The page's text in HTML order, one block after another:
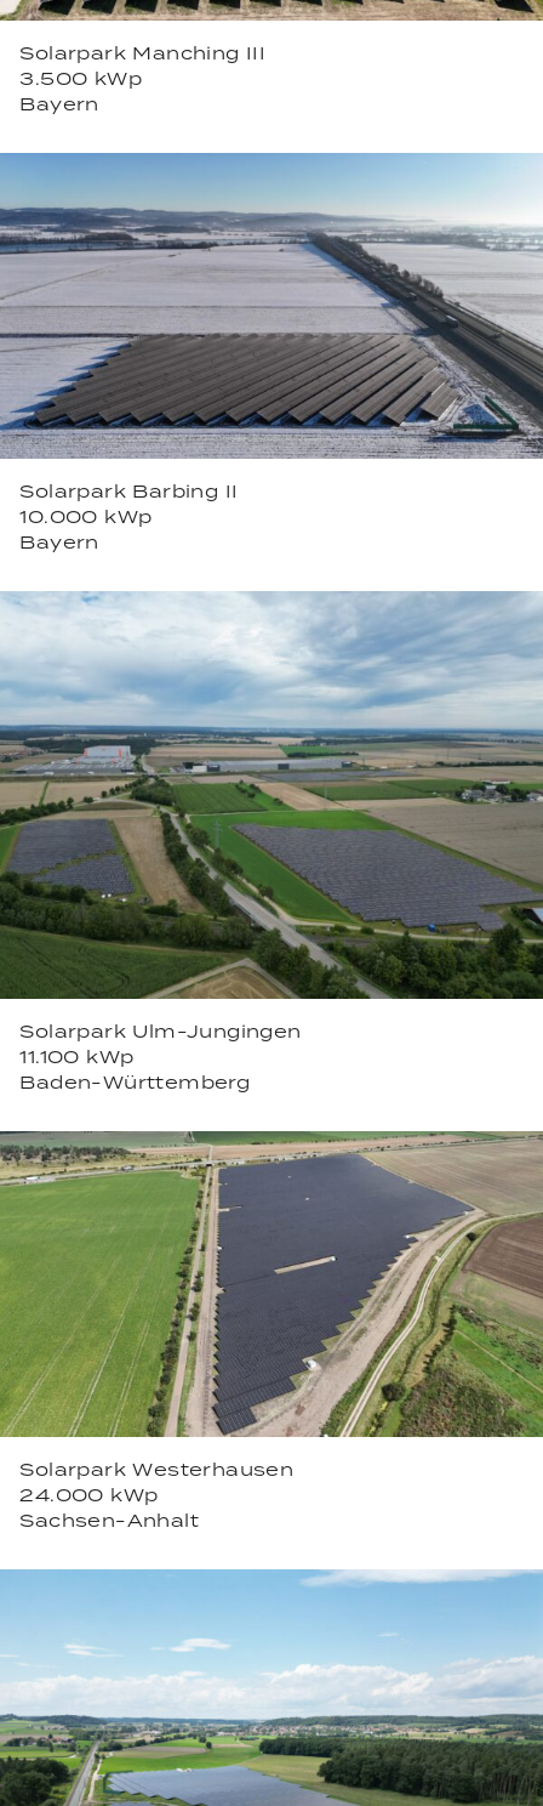
Solarpark Manching III
3.500 kWp
Bayern
Solarpark Barbing II
10.000 kWp
Bayern
Solarpark Ulm-Jungingen
11.100 kWp
Baden-Württemberg
Solarpark Westerhausen
24.000 kWp
Sachsen-Anhalt